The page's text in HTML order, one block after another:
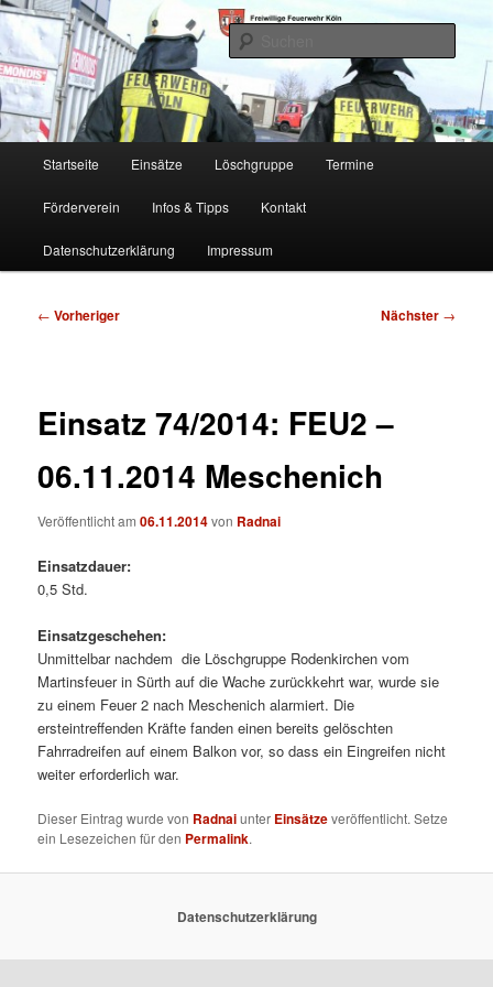
Zum
primären
Inhalt
springenFF Köln, LG RD
Freiwillige Feuerwehr Köln, Löschgruppe Rodenkirchen
Startseite Einsätze Löschgruppe Termine
Förderverein Infos & Tipps Kontakt
Datenschutzerklärung Impressum
Beitragsnavigation
← Vorheriger Nächster →
Einsatz 74/2014: FEU2 –
06.11.2014 Meschenich
Veröffentlicht am06.11.2014von Radnai
Einsatzdauer:
0,5 Std.
Einsatzgeschehen:
Unmittelbar nachdem die Löschgruppe Rodenkirchen vom
Martinsfeuer in Sürth auf die Wache zurückkehrt war, wurde sie
zu einem Feuer 2 nach Meschenich alarmiert. Die
ersteintreffenden Kräfte fanden einen bereits gelöschten
Fahrradreifen auf einem Balkon vor, so dass ein Eingreifen nicht
weiter erforderlich war.
Dieser Eintrag wurde von Radnaiunter Einsätzeveröffentlicht. Setze
ein Lesezeichen für den Permalink.
Datenschutzerklärung